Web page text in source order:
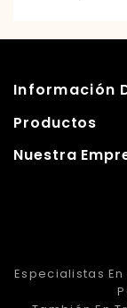
Información
Productos
Nuestra
Especialistas